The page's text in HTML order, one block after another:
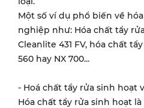
Một số ví dụ phổ biến về
nghiệp như: Hóa chất tẩy
Cleanlite 431 FV, hóa chất
560 hay NX 700...
- Hoá chất tẩy rửa sinh hoạt
Hóa chất tẩy rửa sinh hoạt